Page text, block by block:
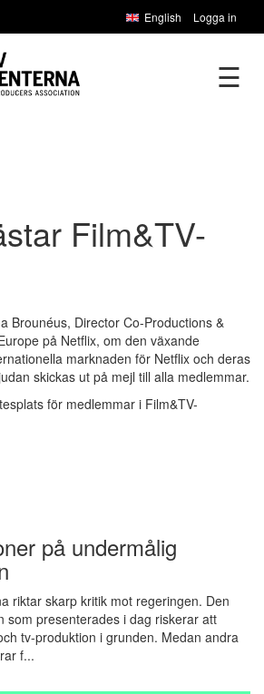
English Logga in
☰
Film&TV-
Brounéus, Director Co-Productions &
på Netflix, om den växande
marknaden för Netflix och deras
skickas ut på mejl till alla medlemmar.
för medlemmar i Film&TV-
på undermålig
riktar skarp kritik mot regeringen. Den
som presenterades i dag riskerar att
tv-produktion i grunden. Medan andra
f...